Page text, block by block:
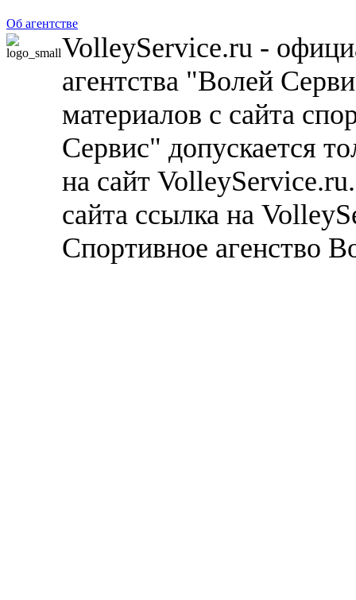
Об агентстве
VolleyService.ru -
агентства "Волей
материалов с сайта
Сервис" допускается
на сайт
сайта ссылка на
Спортивное агенство